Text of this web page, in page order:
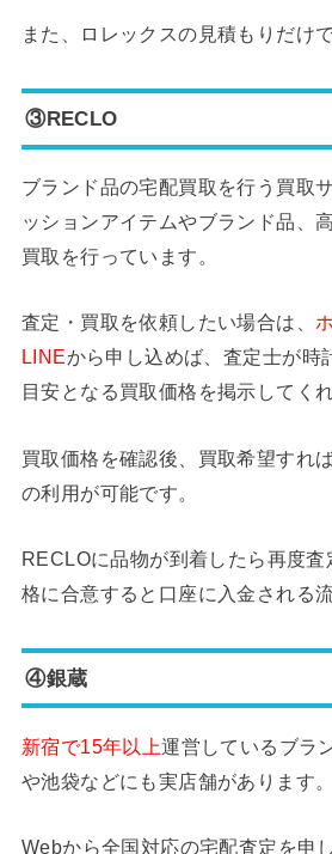
また、ロレックスの見積もりだけ
③RECLO
ブランド品の宅配買取を行う買取
ッションアイテムやブランド品、
買取を行っています。
査定・買取を依頼したい場合は、
LINEから申し込めば、査定士が時
目安となる買取価格を掲示してくれ
買取価格を確認後、買取希望すれ
の利用が可能です。
RECLOに品物が到着したら再度
格に合意すると口座に入金される流
④銀蔵
新宿で15年以上運営しているブラ
や池袋などにも実店舗があります。
Webから全国対応の宅配査定を申